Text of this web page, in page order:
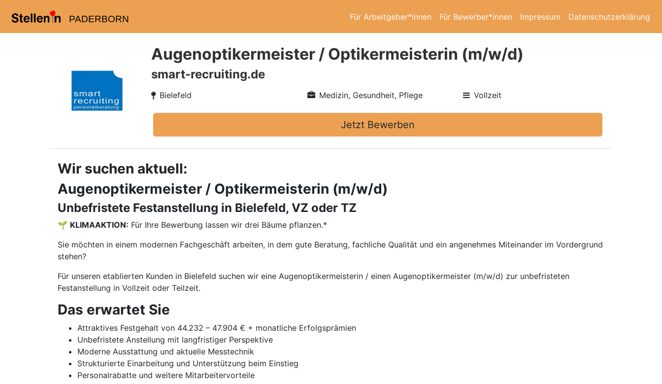
PADERBORN Für Arbeitgeber*innen Für Bewerber*innen Impressum Datenschutzerklärung
Augenoptikermeister / Optikermeisterin (m/w/d)
smart-recruiting.de
Bielefeld Medizin, Gesundheit, Pflege Vollzeit
Jetzt Bewerben
Wir suchen aktuell:
Augenoptikermeister / Optikermeisterin (m/w/d)
Unbefristete Festanstellung in Bielefeld, VZ oder TZ
🌱 KLIMAAKTION: Für Ihre Bewerbung lassen wir drei Bäume pflanzen.*
Sie möchten in einem modernen Fachgeschäft arbeiten, in dem gute Beratung, fachliche Qualität und ein angenehmes Miteinander im Vordergrund
stehen?
Für unseren etablierten Kunden in Bielefeld suchen wir eine Augenoptikermeisterin / einen Augenoptikermeister (m/w/d) zur unbefristeten
Festanstellung in Vollzeit oder Teilzeit.
Das erwartet Sie
Attraktives Festgehalt von 44.232 – 47.904 € + monatliche Erfolgsprämien
Unbefristete Anstellung mit langfristiger Perspektive
Moderne Ausstattung und aktuelle Messtechnik
Strukturierte Einarbeitung und Unterstützung beim Einstieg
Personalrabatte und weitere Mitarbeitervorteile